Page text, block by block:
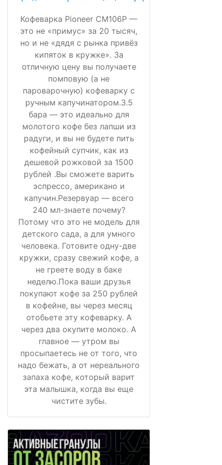
Кофеварка Pioneer CM106P —
это не «примус» за 20 тысяч,
но и не «дядя с рынка привёз
кипяток в кружке». За
отличную цену вы получаете
помповую (а не
пароварочную) кофеварку с
ручным капучинатором.3.5
бара — это идеально для
молотого кофе без лапши из
радуги, и вы не будете пить
кофейный супчик, как из
дешевой рожковой за 1500
рублей .Вы сможете варить
эспрессо, американо и
капучин.Резервуар — всего
240 мл-знаете почему?
Потому что это не модель для
детского сада, а для умного
человека. Готовите одну-две
кружки, сразу свежий кофе, а
не греете воду в баке
неделю.Пока ваши друзья
покупают кофе за 250 рублей
в кофейне, вы через месяц
отобьете эту кофеварку. А
через два окупите молоко. А
главное — утром вы
просыпаетесь не от того, что
надо бежать, а от нереального
запаха кофе, который варит
эта малышка, когда вы еще
чистите зубы.